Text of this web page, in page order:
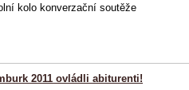
kolo konverzační soutěže
2011 ovládli abiturenti!